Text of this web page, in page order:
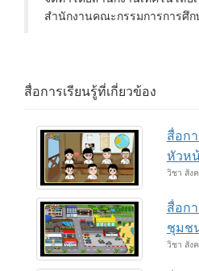
สำนักงานคณะกรรมการการศึ
สื่อการเรียนรู้ที่เกี่ยวข้อง
สื่อก
หัวห
วิชา สัง
สื่อก
ชุมช
วิชา สัง